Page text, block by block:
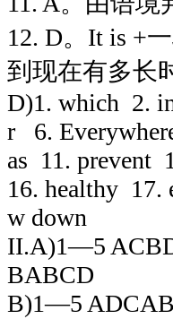
12. D。It is +
到现在有多长
D)1. which 2.
r
6.
as 11. prevent
16. healthy 17.
w down
II.A)1—5
BABCD
B)1—5 ADCAB